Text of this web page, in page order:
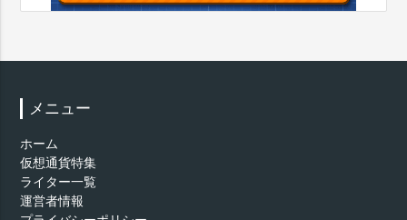
メニュー
ホーム
仮想通貨特集
ライター一覧
運営者情報